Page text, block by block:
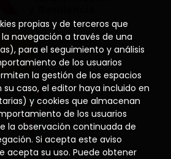
propias y de terceros que
navegación a través de una
para el seguimiento y análisis
de los usuarios
la gestión de los espacios
su caso, el editor haya incluido en
y cookies que almacenan
de los usuarios
la observación continuada de
Si acepta este aviso
acepta su uso. Puede obtener